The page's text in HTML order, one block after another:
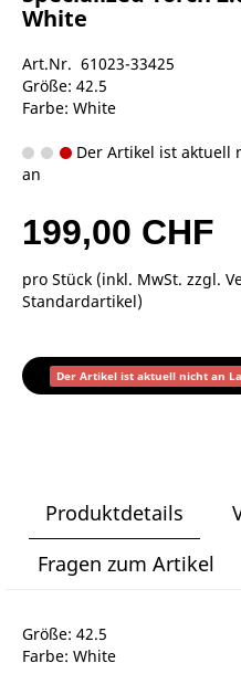
White
Art.Nr. 61023-33425
Größe: 42.5
Farbe: White
Der Artikel ist aktuell
an
199,00 CHF
pro Stück (inkl. MwSt. zzgl.
Standardartikel)
Der Artikel ist aktuell nicht an
Produktdetails
Fragen zum Artikel
Größe: 42.5
Farbe: White